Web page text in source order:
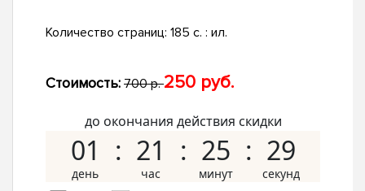
Количество страниц: 185 с. : ил.
Стоимость: 700 р.250 руб.
до окончания действия скидки
01 21 25 28